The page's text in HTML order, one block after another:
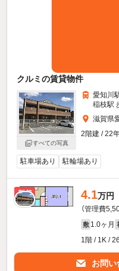
クルミの賃貸物件
すべての写真
愛知川
稲枝駅
滋賀県
2階建 / 22
駐車場あり 駐輪場あり
新着 4.1万円
（管理費
敷 1.0ヶ月
1階 / 1K /
お問い